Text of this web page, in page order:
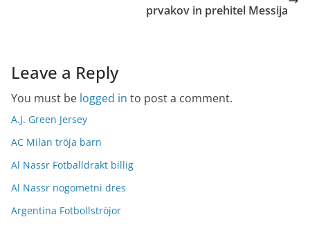
prvakov in prehitel Messija
Leave a Reply
You must be logged in to post a comment.
A.J. Green Jersey
AC Milan tröja barn
Al Nassr Fotballdrakt billig
Al Nassr nogometni dres
Argentina Fotbollströjor